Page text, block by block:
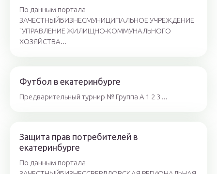
По данным портала
ЗАЧЕСТНЫЙБИЗНЕСМУНИЦИПАЛЬНОЕ УЧРЕЖДЕНИЕ
"УПРАВЛЕНИЕ ЖИЛИЩНО-КОММУНАЛЬНОГО
ХОЗЯЙСТВА...
Футбол в екатеринбурге
Предварительный турнир № Группа А 1 2 3 ...
Защита прав потребителей в
екатеринбурге
По данным портала